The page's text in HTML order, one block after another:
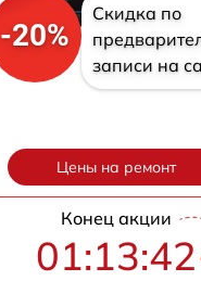
-20%
Скидка по
записи на
Цены на ремонт
Конец акции
01:13:41